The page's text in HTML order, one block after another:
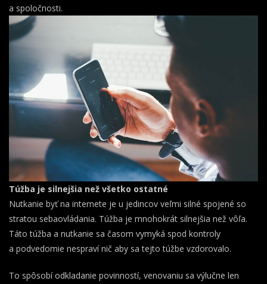
a spoločnosti.
Túžba je silnejšia než všetko ostatné
Nutkanie byť na internete je u jedincov veľmi silné spojené so
stratou sebaovládania. Túžba je mnohokrát silnejšia než vôľa.
Táto túžba a nutkanie sa časom vymyká spod kontroly
a podvedomie nespraví nič aby sa tejto túžbe vzdorovalo.
To spôsobí odkladanie povinností, venovaniu sa výlučne len